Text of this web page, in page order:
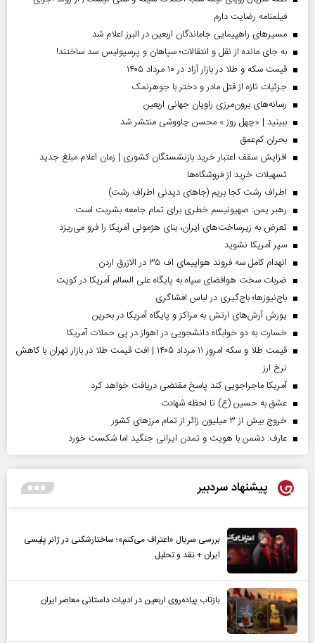
فیلمنامه رضایت دارم
مسیر‌های راهپیمایی جاماندگان اربعین در البرز اعلام شد
به جای مانده از نقل و انتقالات؛ سپاهان و پرسپولیس سد ساختند!
قیمت سکه و طلا در بازار آزاد در ۱۰ مرداد ۱۴۰۵
جزئیات تازه از قتل مادر و دختر با جوهرنمک
رسانه‌های برون‌مرزی راویان جهانی اربعین
ببینید | «چهل روز » محسن چاووشی منتشر شد
بحران کم‌عمق
افزایش سقف اعتبار خرید بازنشستگان کشوری | زمان اعلام مبلغ جدید
تسهیلات خرید از فروشگاه‌ها
اطراف رشت کجا بریم (جاهای دیدنی اطراف رشت)
رهبر یمن: صهیونیسم خطری برای تمام جامعه بشریت است
تعرض به زیرساخت‌های ایران، بنای هژمونی آمریکا را فرو می‌ریزد
سپر آمریکا نشوید
انهدام کامل سه فروند هواپیمای اف ۳۵ در الازرق اردن
ضربات سخت هوافضای سپاه به پایگاه علی السالم آمریکا در کویت
باج‌نیوزها؛ باج‌گیری در لباس افشاگری
یورش آرش‌های ارتش به مراکز و پایگاه‌ آمریکا در بحرین
خسارت به دو خوابگاه دانشجویی در اهواز در پی حملات آمریکا
قیمت طلا و سکه امروز ۱۱ مرداد ۱۴۰۵ | افت قیمت طلا در بازار تهران با کاهش
نرخ ارز
آمریکا ماجراجویی کند پاسخ مقتضی دریافت خواهد کرد
عشق به حسین (ع) تا لحظه شهادت
خروج بیش از ۳ میلیون زائر از تمام مرز‌های کشور
عارف: دشمن با هویت و تمدن ایرانی جنگید اما شکست خورد
پیشنهاد سردبیر
بررسی سریال «اعتراف می‌کنم»؛ ساختارشکنی در ژانر پلیسی
ایران + نقد و تحلیل
بازتاب پیاده‌روی اربعین در ادبیات داستانی معاصر ایران